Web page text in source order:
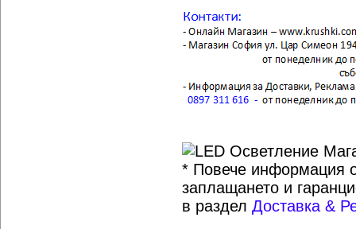
* Повече информация
заплащането и
в раздел Доставка &